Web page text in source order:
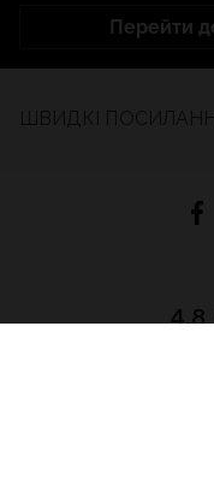
Перейти
4.8